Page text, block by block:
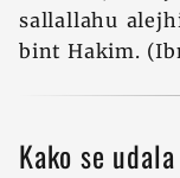
sallallahu
bint Hakim.
Kako se